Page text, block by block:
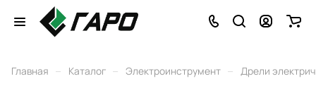
Главная – Каталог – Электроинструмент – Дрели